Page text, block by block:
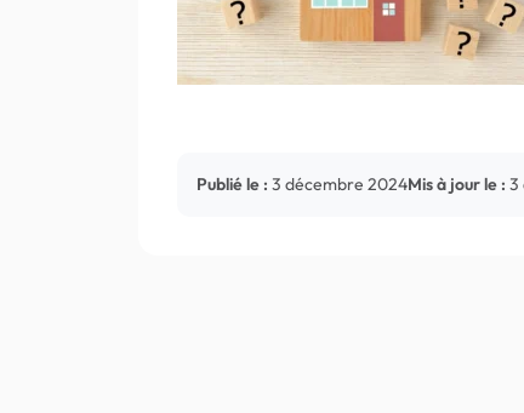
Publié le : 3 décembre 2024Mis à jour le : 3